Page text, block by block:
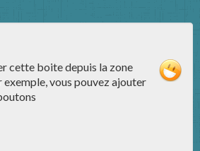
cette boite depuis la zone
vous pouvez ajouter